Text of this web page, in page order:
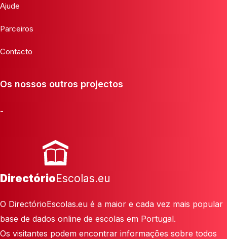
Ajude
Parceiros
Contacto
Os nossos outros projectos
-
DirectórioEscolas.eu
O DirectórioEscolas.eu é a maior e cada vez mais popular
base de dados online de escolas em Portugal.
Os visitantes podem encontrar informações sobre todos